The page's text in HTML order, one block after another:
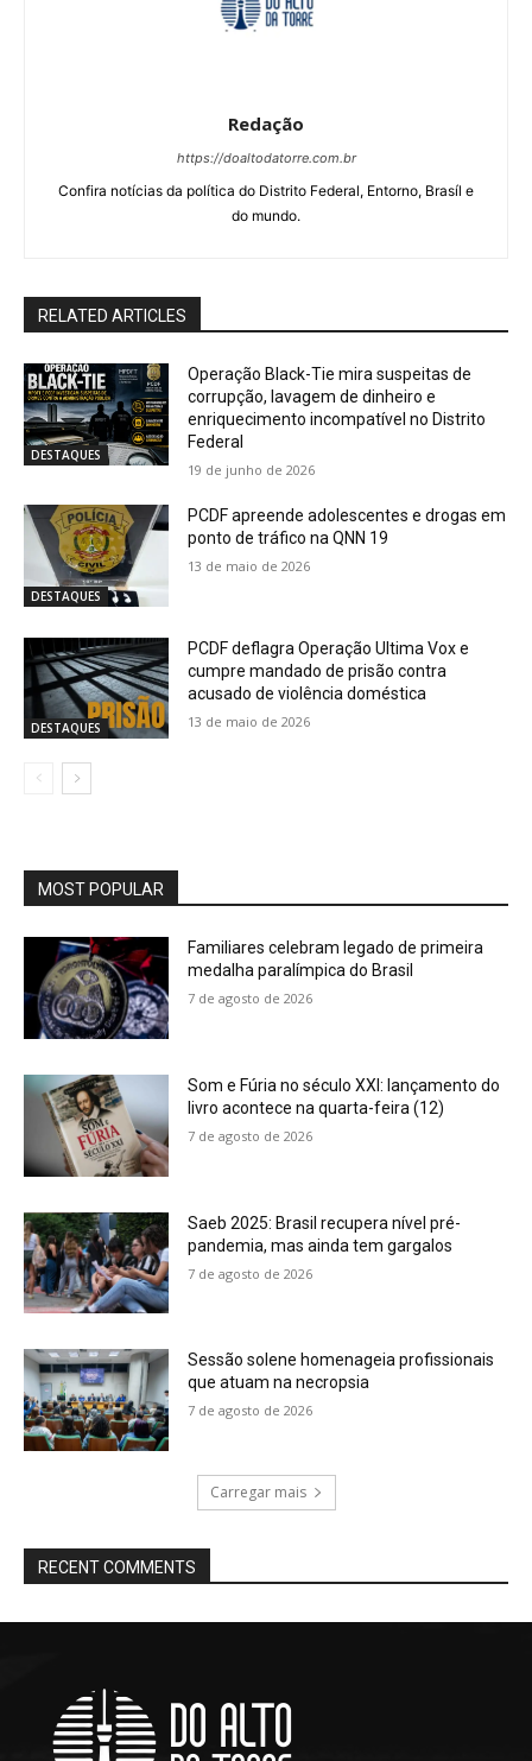
Redação
https://doaltodatorre.com.br
Confira notícias da política do Distrito Federal, Entorno, Brasíl e
do mundo.
RELATED ARTICLES
DESTAQUES
Operação Black-Tie mira suspeitas de
corrupção, lavagem de dinheiro e
enriquecimento incompatível no Distrito
Federal
19 de junho de 2026
DESTAQUES
PCDF apreende adolescentes e drogas em
ponto de tráfico na QNN 19
13 de maio de 2026
DESTAQUES
PCDF deflagra Operação Ultima Vox e
cumpre mandado de prisão contra
acusado de violência doméstica
13 de maio de 2026
MOST POPULAR
Familiares celebram legado de primeira
medalha paralímpica do Brasil
7 de agosto de 2026
Som e Fúria no século XXI: lançamento do
livro acontece na quarta-feira (12)
7 de agosto de 2026
Saeb 2025: Brasil recupera nível pré-
pandemia, mas ainda tem gargalos
7 de agosto de 2026
Sessão solene homenageia profissionais
que atuam na necropsia
7 de agosto de 2026
Carregar mais
RECENT COMMENTS